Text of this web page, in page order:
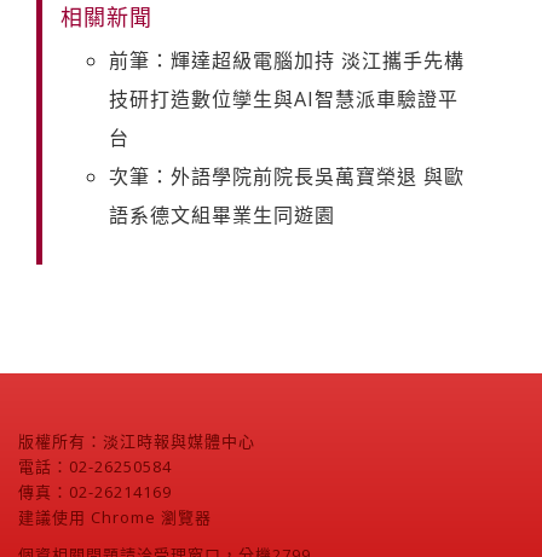
相關新聞
前筆：輝達超級電腦加持 淡江攜手先構
技研打造數位孿生與AI智慧派車驗證平
台
次筆：外語學院前院長吳萬寶榮退 與歐
語系德文組畢業生同遊園
版權所有：淡江時報與媒體中心
電話：02-26250584
傳真：02-26214169
建議使用 Chrome 瀏覽器